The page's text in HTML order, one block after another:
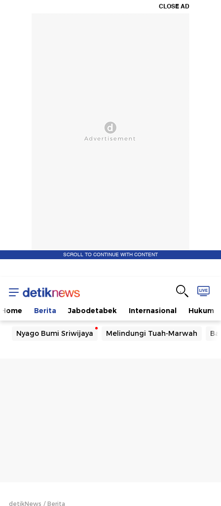
CLOSE AD
SCROLL TO CONTINUE WITH CONTENT
Home Berita Jabodetabek Internasional Hukum
Nyago Bumi Sriwijaya Melindungi Tuah-Marwah
detikNews Berita